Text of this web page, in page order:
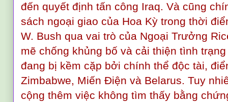
đến quyết định tấn công Iraq. Và cũng
sách ngoại giao của Hoa Kỳ trong thời
W. Bush qua vai trò của Ngoại Trưởng
mẽ chống khủng bố và cải thiện tình
đang bị kềm cặp bởi chính thể độc tài,
Zimbabwe, Miến Điện và Belarus. Tuy
cộng thêm việc không tìm thấy bằng